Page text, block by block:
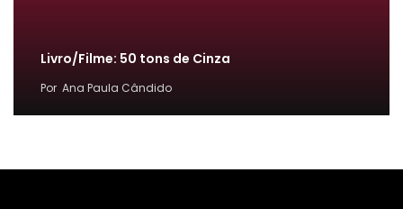
Livro/Filme: 50 tons de Cinza
Por Ana Paula Cândido